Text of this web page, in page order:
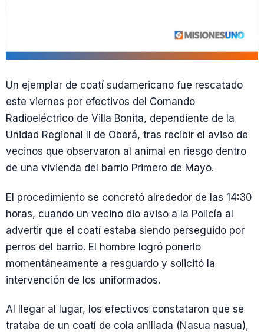
Un ejemplar de coatí sudamericano fue rescatado
este viernes por efectivos del Comando
Radioeléctrico de Villa Bonita, dependiente de la
Unidad Regional II de Oberá, tras recibir el aviso de
vecinos que observaron al animal en riesgo dentro
de una vivienda del barrio Primero de Mayo.
El procedimiento se concretó alrededor de las 14:30
horas, cuando un vecino dio aviso a la Policía al
advertir que el coatí estaba siendo perseguido por
perros del barrio. El hombre logró ponerlo
momentáneamente a resguardo y solicitó la
intervención de los uniformados.
Al llegar al lugar, los efectivos constataron que se
trataba de un coatí de cola anillada (Nasua nasua),